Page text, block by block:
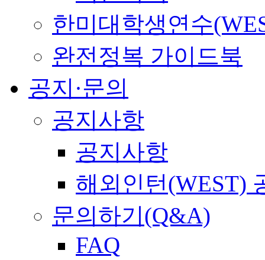
한미대학생연수
완전정복 가이드북
공지·문의
공지사항
공지사항
해외인턴(WEST)
문의하기(Q&A)
FAQ